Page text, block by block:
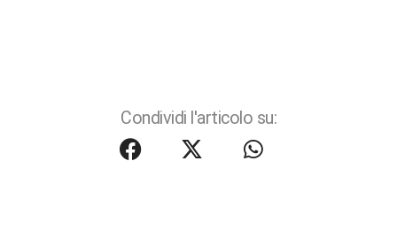
Condividi l'articolo su: